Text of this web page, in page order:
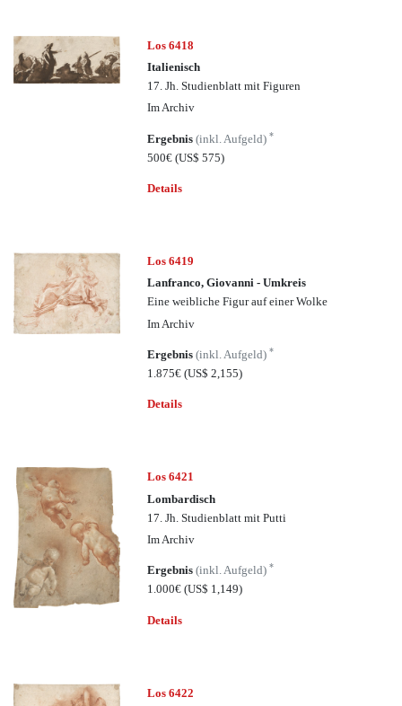
Los 6418
Italienisch
17. Jh. Studienblatt mit Figuren
Im Archiv
Ergebnis(inkl. Aufgeld)*
500€(US$ 575)
Details
Los 6419
Lanfranco, Giovanni - Umkreis
Eine weibliche Figur auf einer Wolke
Im Archiv
Ergebnis(inkl. Aufgeld)*
1.875€(US$ 2,155)
Details
Los 6421
Lombardisch
17. Jh. Studienblatt mit Putti
Im Archiv
Ergebnis(inkl. Aufgeld)*
1.000€(US$ 1,149)
Details
Los 6422